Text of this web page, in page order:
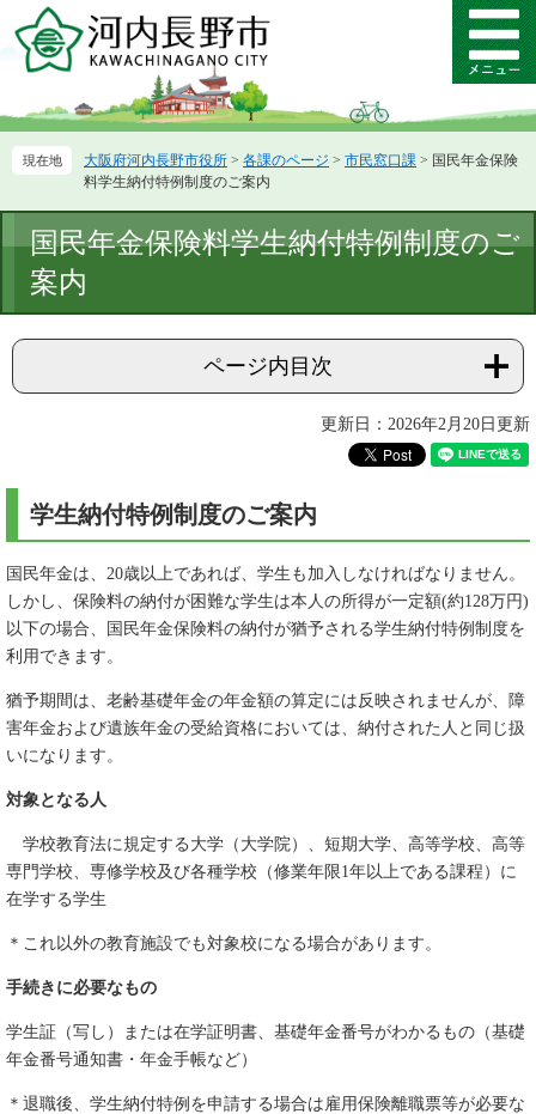
ー
先
ニ
を
て
メ
ニ
ー
大阪府河内長野市役所 > 各課のページ > 市民窓口課 > 国民年金保険
料学生納付特例制度のご案内
文
国民年金保険料学生納付特例制度のご
案内
ページ内目次
更新日：2026年2月20日更新
学生納付特例制度のご案内
国民年金は、20歳以上であれば、学生も加入しなければなりません。
しかし、保険料の納付が困難な学生は本人の所得が一定額(約128万円)
以下の場合、国民年金保険料の納付が猶予される学生納付特例制度を
利用できます。
猶予期間は、老齢基礎年金の年金額の算定には反映されませんが、障
害年金および遺族年金の受給資格においては、納付された人と同じ扱
いになります。
対象となる人
学校教育法に規定する大学（大学院）、短期大学、高等学校、高等
専門学校、専修学校及び各種学校（修業年限1年以上である課程）に
在学する学生
＊これ以外の教育施設でも対象校になる場合があります。
手続きに必要なもの
学生証（写し）または在学証明書、基礎年金番号がわかるもの（基礎
年金番号通知書・年金手帳など）
＊退職後、学生納付特例を申請する場合は雇用保険離職票等が必要な